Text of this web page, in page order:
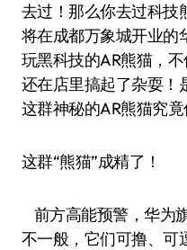
去过！那么你去过科技
将在成都万象城开业的
玩黑科技的AR熊猫，
还在店里搞起了杂耍！
这群神秘的AR熊猫究
这群“熊猫”成精了！
前方高能预警，华为
不一般，它们可撸、可